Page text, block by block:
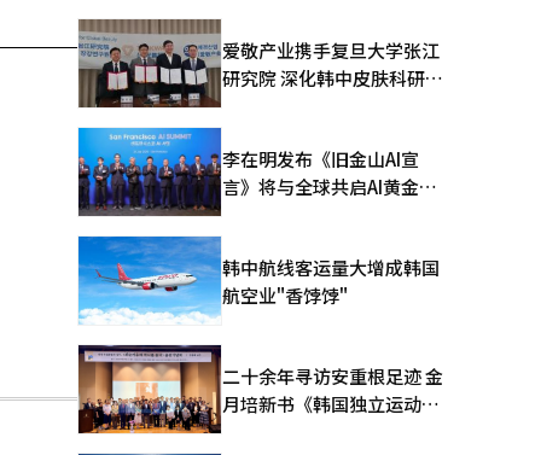
爱敬产业携手复旦大学张江
研究院 深化韩中皮肤科研合
李在明发布《旧金山AI宣
言》将与全球共启AI黄金时
韩中航线客运量大增成韩国
航空业"香饽饽"
二十余年寻访安重根足迹 金
月培新书《韩国独立运动圣